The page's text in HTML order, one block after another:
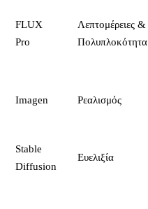
FLUX
Pro
Λεπτομέρειες &
Πολυπλοκότητα
Imagen Ρεαλισμός
Stable
Diffusion
Ευελιξία